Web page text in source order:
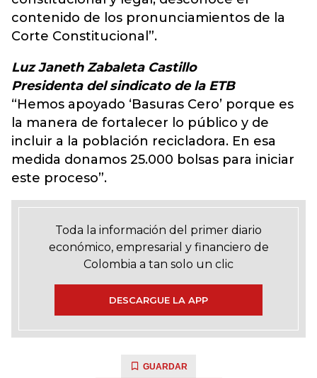
contenido de los pronunciamientos de la
Corte Constitucional”.
Luz Janeth Zabaleta Castillo
Presidenta del sindicato de la ETB
“Hemos apoyado ‘Basuras Cero’ porque es
la manera de fortalecer lo público y de
incluir a la población recicladora. En esa
medida donamos 25.000 bolsas para iniciar
este proceso”.
Toda la información del primer diario
económico, empresarial y financiero de
Colombia a tan solo un clic
DESCARGUE LA APP
GUARDAR